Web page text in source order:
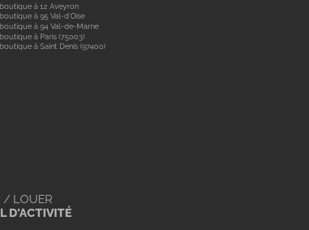
à 12 Aveyron
à 95 Val-d'Oise
à 94 Val-de-Marne
à Paris (75003)
à Saint Denis (97400)
/ LOUER
D'ACTIVITÉ